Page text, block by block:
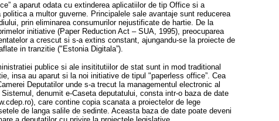
a aparut odata cu extinderea aplicatiilor de tip Office si a
politica a multor guverne. Principalele sale avantaje sunt reducerea
prin eliminarea consumurilor nejustificate de hartie. De la
initiative (Paper Reduction Act – SUA, 1995), preocuparea
a crescut si s-a extins constant, ajungandu-se la proiecte de
in tranzitie ("Estonia Digitala”).
publice si ale insititutiilor de stat sunt in mod traditional
insa au aparut si la noi initiative de tipul "paperless office”. Cea
Deputatilor unde s-a trecut la managementul electronic al
denumit e-Caseta deputatului, consta intr-o baza de date
care contine copia scanata a proiectelor de lege
de langa salile de sedinte. Aceasta baza de date poate deveni